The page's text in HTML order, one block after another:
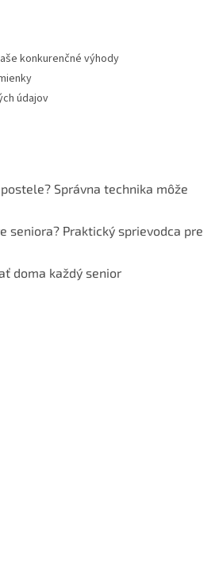
konkurenčné výhody
údajov
Správna technika môže
seniora? Praktický sprievodca pre
doma každý senior